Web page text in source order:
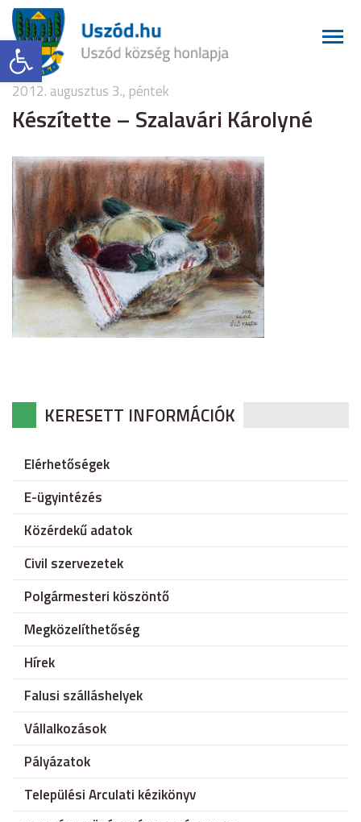
Eszköztár megnyitása
2012. augusztus 3., péntek
Készítette – Szalavári Károlyné
KERESETT INFORMÁCIÓK
Elérhetőségek
E-ügyintézés
Közérdekű adatok
Civil szervezetek
Polgármesteri köszöntő
Megközelíthetőség
Hírek
Falusi szálláshelyek
Vállalkozások
Pályázatok
Települési Arculati kézikönyv